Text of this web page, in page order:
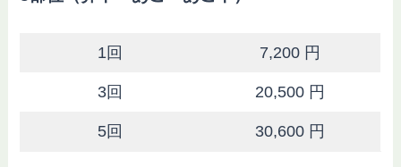
1回 7,200 円
3回 20,500 円
5回 30,600 円